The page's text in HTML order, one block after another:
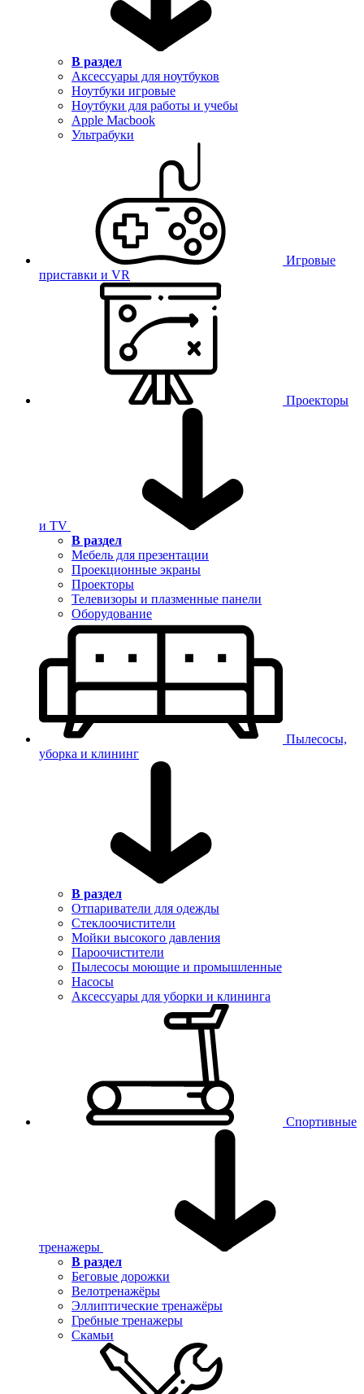
В раздел
Аксессуары для ноутбуков
Ноутбуки игровые
Ноутбуки для работы и учебы
Apple Macbook
Ультрабуки
Игровые
приставки и VR
Проекторы
и TV
В раздел
Мебель для презентации
Проекционные экраны
Проекторы
Телевизоры и плазменные панели
Оборудование
Пылесосы,
уборка и клининг
В раздел
Отпариватели для одежды
Стеклоочистители
Мойки высокого давления
Пароочистители
Пылесосы моющие и промышленные
Насосы
Аксессуары для уборки и клининга
Спортивные
тренажеры
В раздел
Беговые дорожки
Велотренажёры
Эллиптические тренажёры
Гребные тренажеры
Скамьи